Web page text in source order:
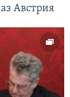
Австрия